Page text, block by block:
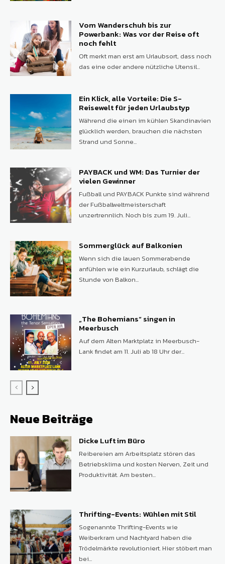
Vom Wanderschuh bis zur
Powerbank: Was vor der Reise oft
noch fehlt
Oft merkt man erst am Urlaubsort, dass noch
das eine oder andere nützliche Utensil...
Ein Klick, alle Vorteile: Die S-
Reisewelt für jeden Urlaubstyp
Während die einen im kühlen Skandinavien
glücklich werden, brauchen die nächsten
Strand und Sonne...
PAYBACK und WM: Das Turnier der
vielen Gewinner
Fußball und PAYBACK Punkte sind während
der Fußballweltmeisterschaft
unzertrennlich. Noch bis zum 19. Juli...
Sommerglück auf Balkonien
Wenn sich die lauen Sommerabende
anfühlen wie ein Kurzurlaub, schlägt die
Stunde von Balkon...
„The Bohemians“ singen in
Meerbusch
Auf dem Alten Marktplatz in Meerbusch-
Lank findet am 11. Juli ab 18 Uhr der...
Neue Beiträge
Dicke Luft im Büro
Reibereien am Arbeitsplatz stören das
Betriebsklima und kosten Nerven, Zeit und
Produktivität. Am besten...
Thrifting-Events: Wühlen mit Stil
Sogenannte Thrifting-Events wie
Weiberkram und Nachtyard haben die
Trödelmärkte revolutioniert. Hier stöbert man
bei...